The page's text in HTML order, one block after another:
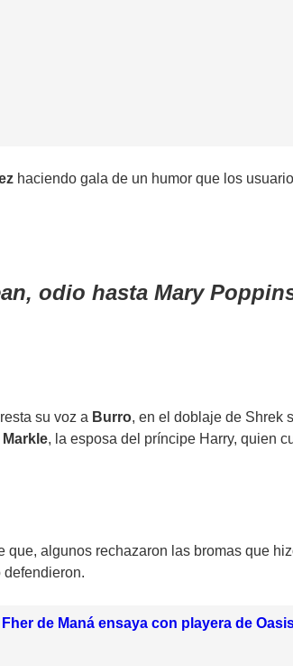
haciendo gala de un humor que los
odio hasta Mary
su voz a Burro, en el doblaje de Shrek
Markle, la esposa del príncipe Harry, quien
que, algunos rechazaron las bromas que
defendieron.
de Maná ensaya con playera de